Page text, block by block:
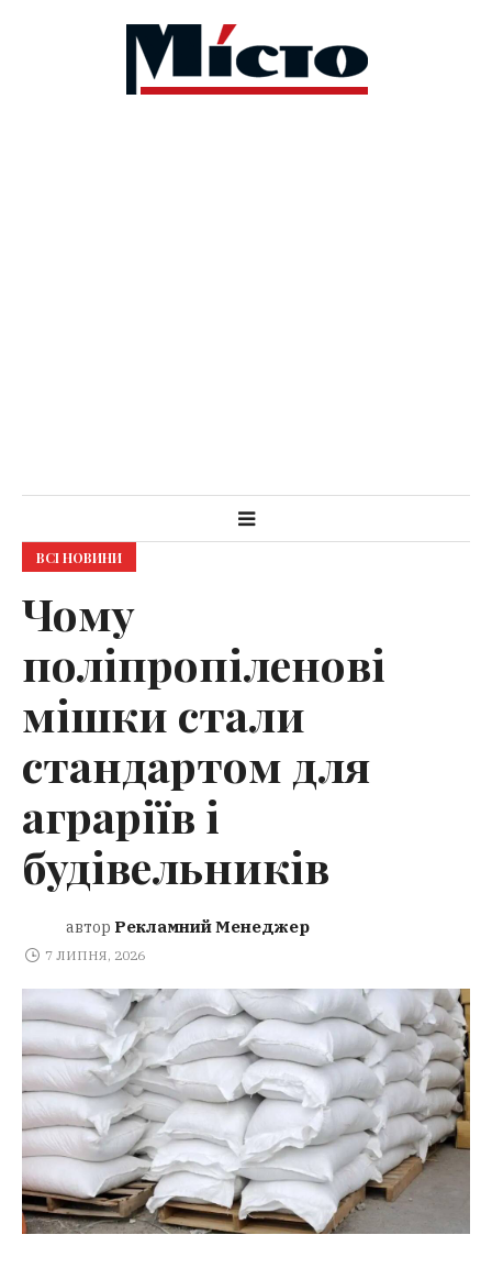
ВСІ НОВИНИ
Чому
поліпропіленові
мішки стали
стандартом для
аграріїв і
будівельників
автор Рекламний Менеджер
7 ЛИПНЯ, 2026